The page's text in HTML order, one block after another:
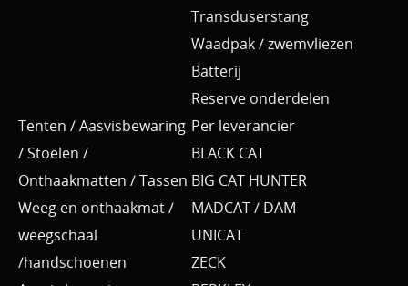
Transduserstang
Waadpak / zwemvliezen
Batterij
Reserve onderdelen
Tenten / Aasvisbewaring
/ Stoelen /
Onthaakmatten / Tassen
Weeg en onthaakmat /
weegschaal
/handschoenen
Per leverancier
BLACK CAT
BIG CAT HUNTER
MADCAT / DAM
UNICAT
ZECK